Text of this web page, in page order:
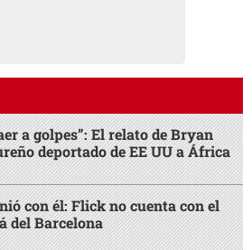
a golpes”: El relato de Bryan
deportado de EE UU a África
con él: Flick no cuenta con el
del Barcelona